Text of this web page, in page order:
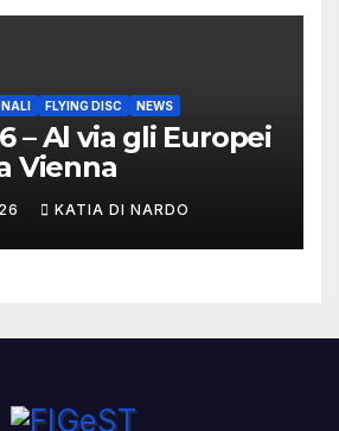
FLYING DISC NEWS
– Al via gli Europei
Vienna
KATIA DI NARDO